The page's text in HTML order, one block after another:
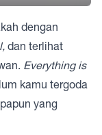
dengan
dan terlihat
Everything is
kamu tergoda
yang